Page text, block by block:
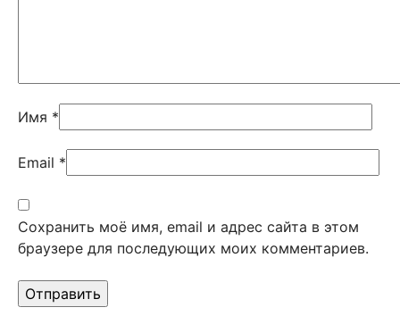
Имя *
Email *
Сохранить моё имя, email и адрес сайта в этом
браузере для последующих моих комментариев.